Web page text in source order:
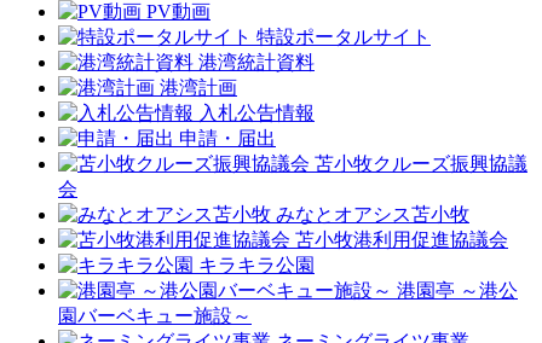
PV動画
特設ポータルサイト
港湾統計資料
港湾計画
入札公告情報
申請・届出
苫小牧クルーズ振興協議
会
みなとオアシス苫小牧
苫小牧港利用促進協議会
キラキラ公園
港園亭 ～港公
園バーベキュー施設～